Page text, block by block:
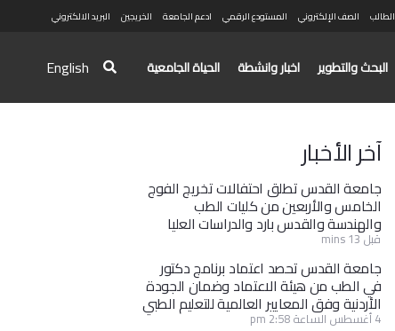
الطالب الصف الإلكتروني المستودع الرقمي ادعم الجامعة الخريجين البريد الالكتروني
البحث والتطوير اخبار وانشطة الحياة الجامعية English
آخر الأخبار
جامعة القدس تطلق احتفالات تخريج الفوج
الخامس والأربعين من كليات الطب
والهندسة والقدس بارد والدراسات العليا
قبل 13 mins
جامعة القدس تحصد اعتماد برنامج دكتور
في الطب من هيئة الاعتماد وضمان الجودة
الأردنية وفق المعايير العالمية للتعليم الطبي
4 أغسطس الساعة 2:58 pm